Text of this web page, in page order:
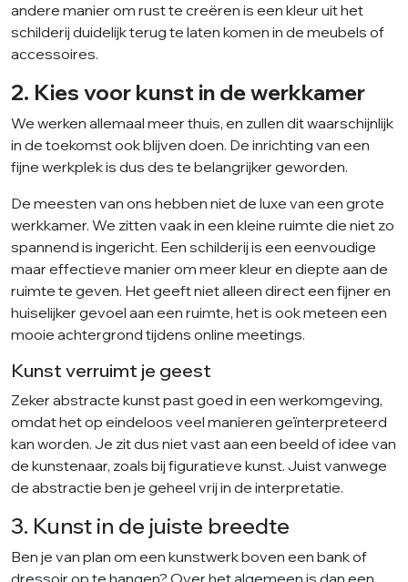
andere manier om rust te creëren is een kleur uit het
schilderij duidelijk terug te laten komen in de meubels of
accessoires.
2. Kies voor kunst in de werkkamer
We werken allemaal meer thuis, en zullen dit waarschijnlijk
in de toekomst ook blijven doen. De inrichting van een
fijne werkplek is dus des te belangrijker geworden.
De meesten van ons hebben niet de luxe van een grote
werkkamer. We zitten vaak in een kleine ruimte die niet zo
spannend is ingericht. Een schilderij is een eenvoudige
maar effectieve manier om meer kleur en diepte aan de
ruimte te geven. Het geeft niet alleen direct een fijner en
huiselijker gevoel aan een ruimte, het is ook meteen een
mooie achtergrond tijdens online meetings.
Kunst verruimt je geest
Zeker abstracte kunst past goed in een werkomgeving,
omdat het op eindeloos veel manieren geïnterpreteerd
kan worden. Je zit dus niet vast aan een beeld of idee van
de kunstenaar, zoals bij figuratieve kunst. Juist vanwege
de abstractie ben je geheel vrij in de interpretatie.
3. Kunst in de juiste breedte
Ben je van plan om een kunstwerk boven een bank of